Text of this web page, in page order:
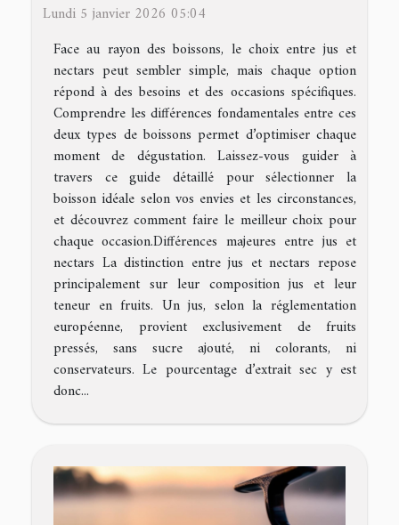
Lundi 5 janvier 2026 05:04
Face au rayon des boissons, le choix entre jus et
nectars peut sembler simple, mais chaque option
répond à des besoins et des occasions spécifiques.
Comprendre les différences fondamentales entre ces
deux types de boissons permet d’optimiser chaque
moment de dégustation. Laissez-vous guider à
travers ce guide détaillé pour sélectionner la
boisson idéale selon vos envies et les circonstances,
et découvrez comment faire le meilleur choix pour
chaque occasion.Différences majeures entre jus et
nectars La distinction entre jus et nectars repose
principalement sur leur composition jus et leur
teneur en fruits. Un jus, selon la réglementation
européenne, provient exclusivement de fruits
pressés, sans sucre ajouté, ni colorants, ni
conservateurs. Le pourcentage d’extrait sec y est
donc...